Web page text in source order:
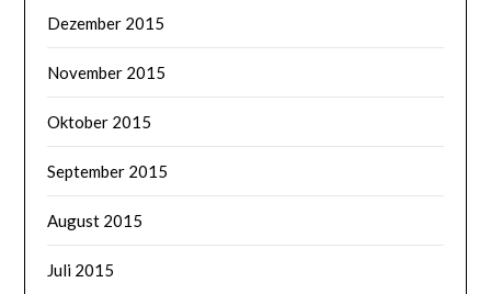
Dezember 2015
November 2015
Oktober 2015
September 2015
August 2015
Juli 2015